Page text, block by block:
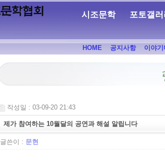
시조문학 포토갤러
HOME 공지사항 이야
작성일 : 03-09-20 21:43
제가 참여하는 10월달의 공연과 해설 알립니다
글쓴이 : 문현